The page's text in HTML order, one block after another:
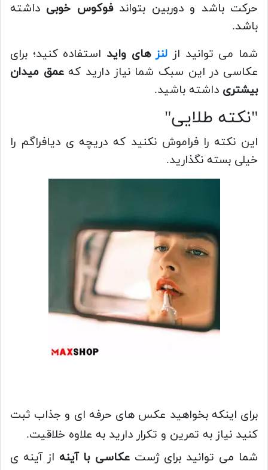
حرکت باشد و دوربین بتواندفوکوس خوبی داشته
باشد.
شما می توانید از لنز های واید استفاده کنید؛ برای
عکاسی در این سبک شما نیاز دارید کهعمق میدان
بیشتری داشته باشید.
"نکته طلایی"
این نکته را فراموش نکنید که دریچه ی دیافراگم را
خیلی بسته نگذارید.
برای اینکه بخواهید عکس های حرفه ای و جذاب ثبت
کنید نیاز به تمرین و تکرار دارید به علاوه خلاقیت.
شما می توانید برای ژستعکاسی با آینهاز آینه ی